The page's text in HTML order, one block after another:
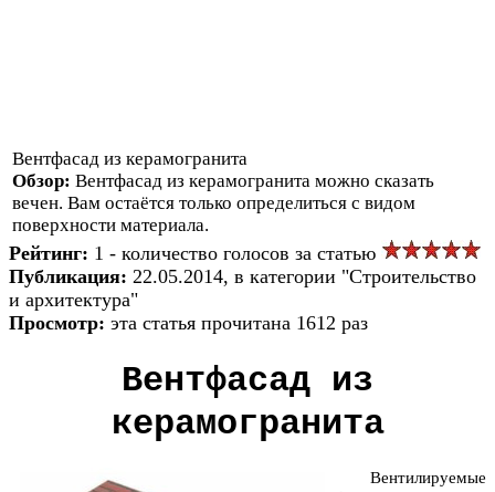
Вентфасад из керамогранита
Обзор: Вентфасад из керамогранита можно сказать
вечен. Вам остаётся только определиться с видом
поверхности материала.
Рейтинг: 1 - количество голосов за статью
Публикация: 22.05.2014, в категории "Строительство
и архитектура"
Просмотр: эта статья прочитана 1612 раз
Вентфасад из
керамогранита
Вентилируемые